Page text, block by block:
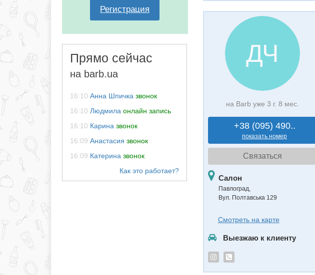
Регистрация
Прямо сейчас
на barb.ua
16:10 Анна Шпичка звонок
16:10 Людмила онлайн запись
16:10 Карина звонок
16:09 Анастасия звонок
16:09 Катерина звонок
ДЧ
на Barb уже 3 г. 8 мес.
+38 (095) 490..
показать номер
Связаться
Салон
Павлоград,
Вул. Полтавська 129
Смотреть на карте
Выезжаю к клиенту